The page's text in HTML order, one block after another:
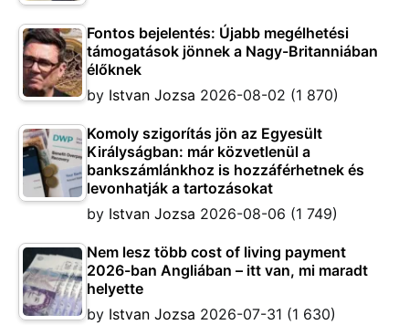
Fontos bejelentés: Újabb megélhetési
támogatások jönnek a Nagy-Britanniában
élőknek
by Istvan Jozsa 2026-08-02 (1 870)
Komoly szigorítás jön az Egyesült
Királyságban: már közvetlenül a
bankszámlánkhoz is hozzáférhetnek és
levonhatják a tartozásokat
by Istvan Jozsa 2026-08-06 (1 749)
Nem lesz több cost of living payment
2026-ban Angliában – itt van, mi maradt
helyette
by Istvan Jozsa 2026-07-31 (1 630)